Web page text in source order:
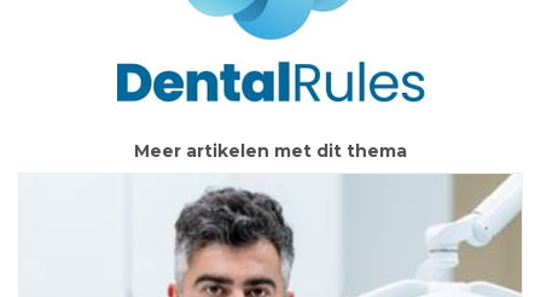
Meer artikelen met dit thema